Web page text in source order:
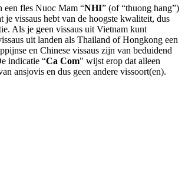
een fles Nuoc Mam “NHI” (of “thuong hang”)
je vissaus hebt van de hoogste kwaliteit, dus
Als je geen vissaus uit Vietnam kunt
uit landen als Thailand of Hongkong een
en Chinese vissaus zijn van beduidend
indicatie “Ca Com" wijst erop dat alleen
ansjovis en dus geen andere vissoort(en).